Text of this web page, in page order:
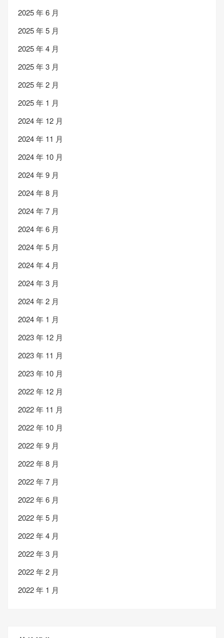
2025 年 6 月
2025 年 5 月
2025 年 4 月
2025 年 3 月
2025 年 2 月
2025 年 1 月
2024 年 12 月
2024 年 11 月
2024 年 10 月
2024 年 9 月
2024 年 8 月
2024 年 7 月
2024 年 6 月
2024 年 5 月
2024 年 4 月
2024 年 3 月
2024 年 2 月
2024 年 1 月
2023 年 12 月
2023 年 11 月
2023 年 10 月
2022 年 12 月
2022 年 11 月
2022 年 10 月
2022 年 9 月
2022 年 8 月
2022 年 7 月
2022 年 6 月
2022 年 5 月
2022 年 4 月
2022 年 3 月
2022 年 2 月
2022 年 1 月